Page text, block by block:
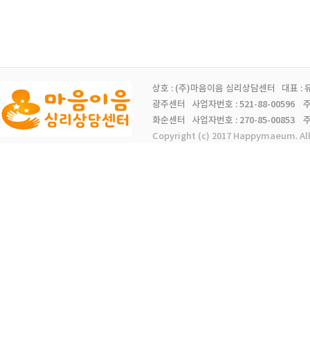
상호 : (주)마음이음 심리상담센터 대표 :
광주센터 사업자번호 : 521-88-00596
화순센터 사업자번호 : 270-85-00853
Copyright (c) 2017 Happymaeum.